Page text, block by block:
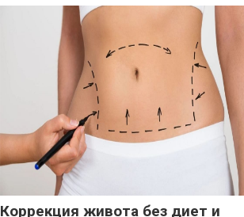
Коррекция живота без диет и